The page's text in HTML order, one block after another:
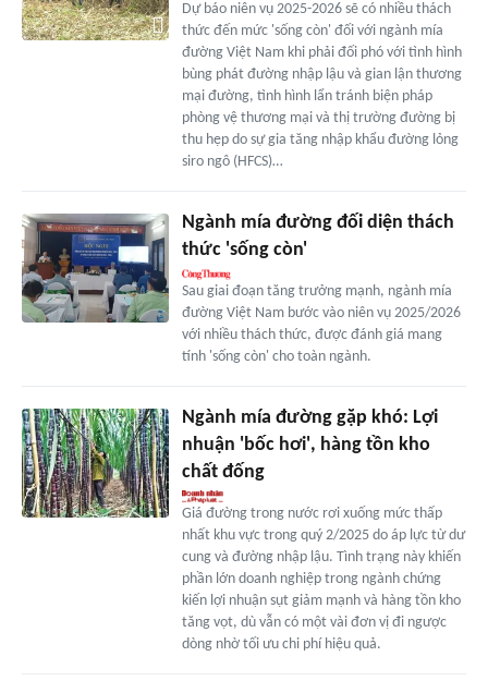
Dự báo niên vụ 2025-2026 sẽ có nhiều thách
thức đến mức 'sống còn' đối với ngành mía
đường Việt Nam khi phải đối phó với tình hình
bùng phát đường nhập lậu và gian lận thương
mại đường, tình hình lẩn tránh biện pháp
phòng vệ thương mại và thị trường đường bị
thu hẹp do sự gia tăng nhập khẩu đường lỏng
siro ngô (HFCS)…
Ngành mía đường đối diện thách
thức 'sống còn'
Sau giai đoạn tăng trưởng mạnh, ngành mía
đường Việt Nam bước vào niên vụ 2025/2026
với nhiều thách thức, được đánh giá mang
tính 'sống còn' cho toàn ngành.
Ngành mía đường gặp khó: Lợi
nhuận 'bốc hơi', hàng tồn kho
chất đống
Giá đường trong nước rơi xuống mức thấp
nhất khu vực trong quý 2/2025 do áp lực từ dư
cung và đường nhập lậu. Tình trạng này khiến
phần lớn doanh nghiệp trong ngành chứng
kiến lợi nhuận sụt giảm mạnh và hàng tồn kho
tăng vọt, dù vẫn có một vài đơn vị đi ngược
dòng nhờ tối ưu chi phí hiệu quả.